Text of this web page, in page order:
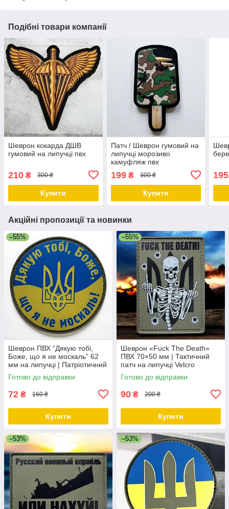
Подібні товари компанії
Шеврон кокарда ДШВ
гумовий на липучці пвх
210 ₴ 300 ₴
Купити
Патч / Шеврон гумовий на
липучці морозиво
камуфляж пвх
199₴ 300 ₴
Купити
195
Акційні пропозиції та новинки
–55%
Шеврон ПВХ “Дякую тобі,
Боже, що я не москаль” 62
мм на липучці | Патріотичний
патч Україна
Готово до відправки
72 ₴ 160 ₴
Купити
–55%
Шеврон «Fuck The Death»
ПВХ 70×50 мм | Тактичний
патч на липучці Velcro
Готово до відправки
90 ₴ 200 ₴
Купити
–53% –53%